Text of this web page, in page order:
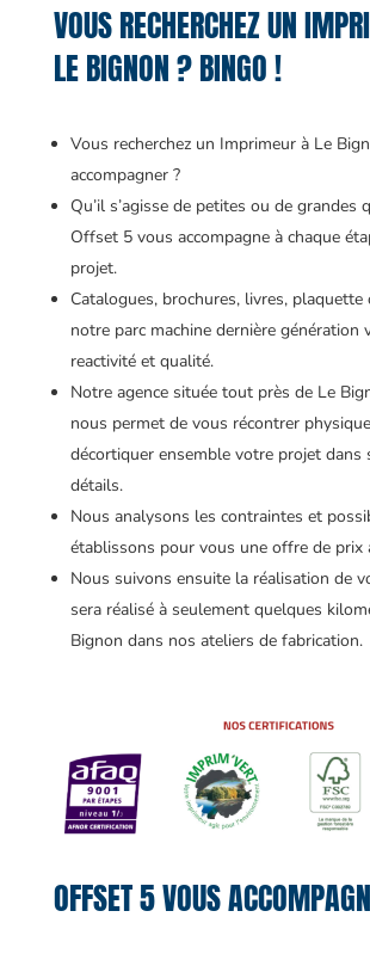
VOUS RECHERCHEZ UN
LE BIGNON ? BINGO !
Vous recherchez un Imprimeur à Le
accompagner ?
Qu’il s’agisse de petites ou de grandes
Offset 5 vous accompagne à chaque
projet.
Catalogues, brochures, livres, plaquette
notre parc machine dernière génération
reactivité et qualité.
Notre agence située tout près de Le
nous permet de vous récontrer
décortiquer ensemble votre projet dans
détails.
Nous analysons les contraintes et
établissons pour vous une offre de prix
Nous suivons ensuite la réalisation de
sera réalisé à seulement quelques
Bignon dans nos ateliers de fabrication.
OFFSET 5 VOUS